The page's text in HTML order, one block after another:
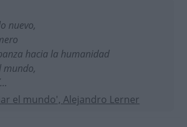
nuevo,
hacia la humanidad
mundo,
el mundo', Alejandro Lerner